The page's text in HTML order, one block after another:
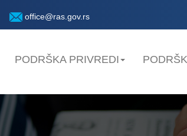
office@ras.gov.rs
PODRŠKA PRIVREDI